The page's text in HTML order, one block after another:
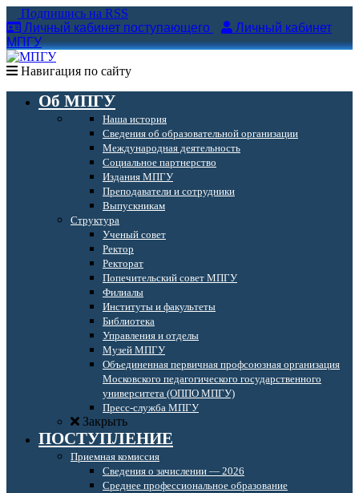
Подпишись на RSS
Личный кабинет поступающего
Личный кабинет
МПГУ
Навигация по сайту
Об МПГУ
Наша история
Сведения об образовательной организации
Международная деятельность
Социальное партнерство
Издания МПГУ
Преподаватели и сотрудники
Выпускникам
Структура
Ученый совет
Ректор
Ректорат
Попечительский совет МПГУ
Филиалы
Институты и факультеты
Библиотека
Управления и отделы
Музей МПГУ
Объединенная первичная профсоюзная организация
Московского педагогического государственного
университета (ОППО МПГУ)
Пресс-служба МПГУ
Закрыть
ПОСТУПЛЕНИЕ
Приемная комиссия
Сведения о зачислении — 2026
Среднее профессиональное образование